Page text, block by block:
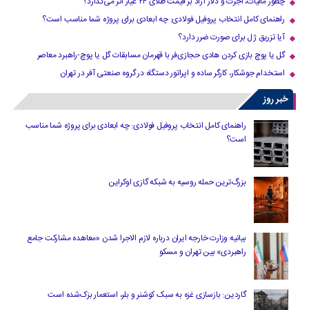
راهنمای کامل انتخاب پروفیل فولادی: چه ابعادی برای پروژه شما مناسب است؟
آیا تزریق ژل برای صورت ضرر دارد​؟
گل یا پوچ بازی کردن هادی حجازی‌فر با قهرمان مسابقات گل یا پوچ-راهبرد معاصر
استخدام جوشکار، کارگر ساده و اپراتور دستگاه در گروه صنعتی آفر در تهران
خبر روز
راهنمای کامل انتخاب پروفیل فولادی: چه ابعادی برای پروژه شما مناسب
است؟
بزرگ‌ترین حمله روسیه به شبکه گازی اوکراین
بیانیه وزارت خارجه ایران درباره لازم‌ الاجرا شدن «معاهده مشارکت جامع
راهبردی» بین تهران و مسکو
گاردین: بازسازی غزه به سبک کوشنر و بلر، استعمار بزک‌شده است